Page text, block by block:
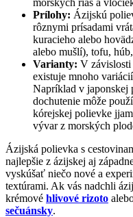
Prílohy: Ázijskú
rôznymi prísadami
kuracieho alebo
alebo mušlí), tofu,
Varianty: V
existuje mnoho
Napríklad v japonskej
dochutenie môže
kórejskej polievke
vývar z morských
Ázijská polievka s
najlepšie z ázijskej aj
vyskúšať niečo nové a
textúrami. Ak vás nadchli
krémové hlivové rizoto
sečuánsky.